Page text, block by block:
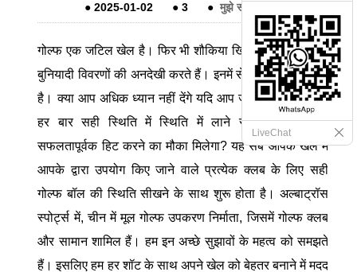
●2025-01-02 ●3 ● मुझे संदेश दे देना
गोल्फ एक जटिल खेल है। फिर भी शौकिया खिलाड़ी अक्सर सबसे
बुनियादी विवरणों की अनदेखी करते हैं। इनमें से एक गेंद की स्थिति
है। क्या आप अधिक ध्यान नहीं देंगे यदि आप जानते थे कि गेंद को
हर बार सही स्थिति में स्थिति में लाने से आपको गेंद को
सफलतापूर्वक हिट करने का मौका मिलेगा? यह सब आपके खेल में
आपके द्वारा उपयोग किए जाने वाले प्रत्येक क्लब के लिए सही
गोल्फ बॉल की स्थिति सीखने के साथ शुरू होता है। अल्बाट्रॉस
स्पोर्ट्स में, चीन में मूल गोल्फ उपकरण निर्माता, जिसमें गोल्फ क्लब
और सामान शामिल हैं। हम इन अच्छे सुझावों के महत्व को समझते
हैं। इसलिए हम हर शॉट के साथ अपने खेल को बेहतर बनाने में मदद
LiveChat